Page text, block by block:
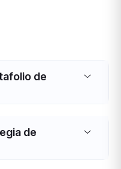
de
de